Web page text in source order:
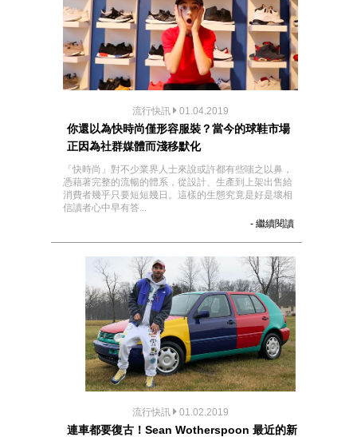
流行快訊 01.04.2019
你還以為快時尚僅形容服裝？當今的球鞋市場
正因為社群媒體而淺移默化
「快時尚」對不少業界人士來說或許都有些嗤之以鼻，
憑藉著完整的流暢的體系，從設計、生產到上架出售給
消費者幾乎只要短短幾日。這樣的生態究竟是好是壞相
信讀者心中早有答...
- 繼續閱讀
流行快訊 01.02.2019
連車都要復古！Sean Wotherspoon 最近的新